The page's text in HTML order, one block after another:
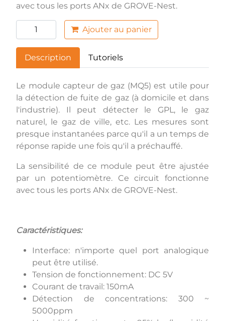
avec tous les ports ANx de GROVE-Nest.
Ajouter au panier
Description Tutoriels
Le module capteur de gaz (MQ5) est utile pour
la détection de fuite de gaz (à domicile et dans
l'industrie). Il peut détecter le GPL, le gaz
naturel, le gaz de ville, etc. Les mesures sont
presque instantanées parce qu'il a un temps de
réponse rapide une fois qu'il a préchauffé.
La sensibilité de ce module peut être ajustée
par un potentiomètre. Ce circuit fonctionne
avec tous les ports ANx de GROVE-Nest.
Caractéristiques:
Interface: n'importe quel port analogique
peut être utilisé.
Tension de fonctionnement: DC 5V
Courant de travail: 150mA
Détection de concentrations: 300 ~
5000ppm